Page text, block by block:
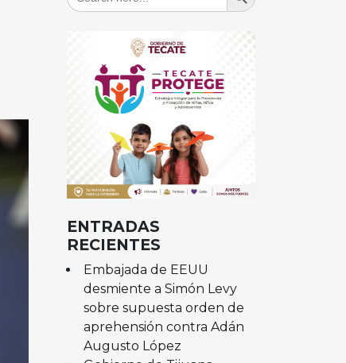
ENTRADAS
RECIENTES
Embajada de EEUU
desmiente a Simón Levy
sobre supuesta orden de
aprehensión contra Adán
Augusto López